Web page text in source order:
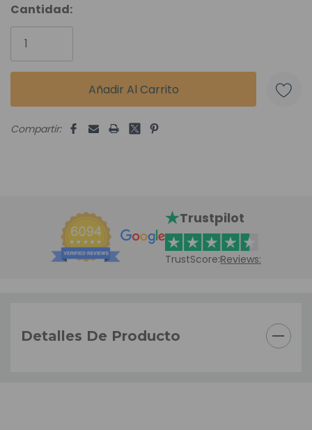
Cantidad:
Compartir:
Trustpilot
TrustScore:Reviews:
Detalles De Producto